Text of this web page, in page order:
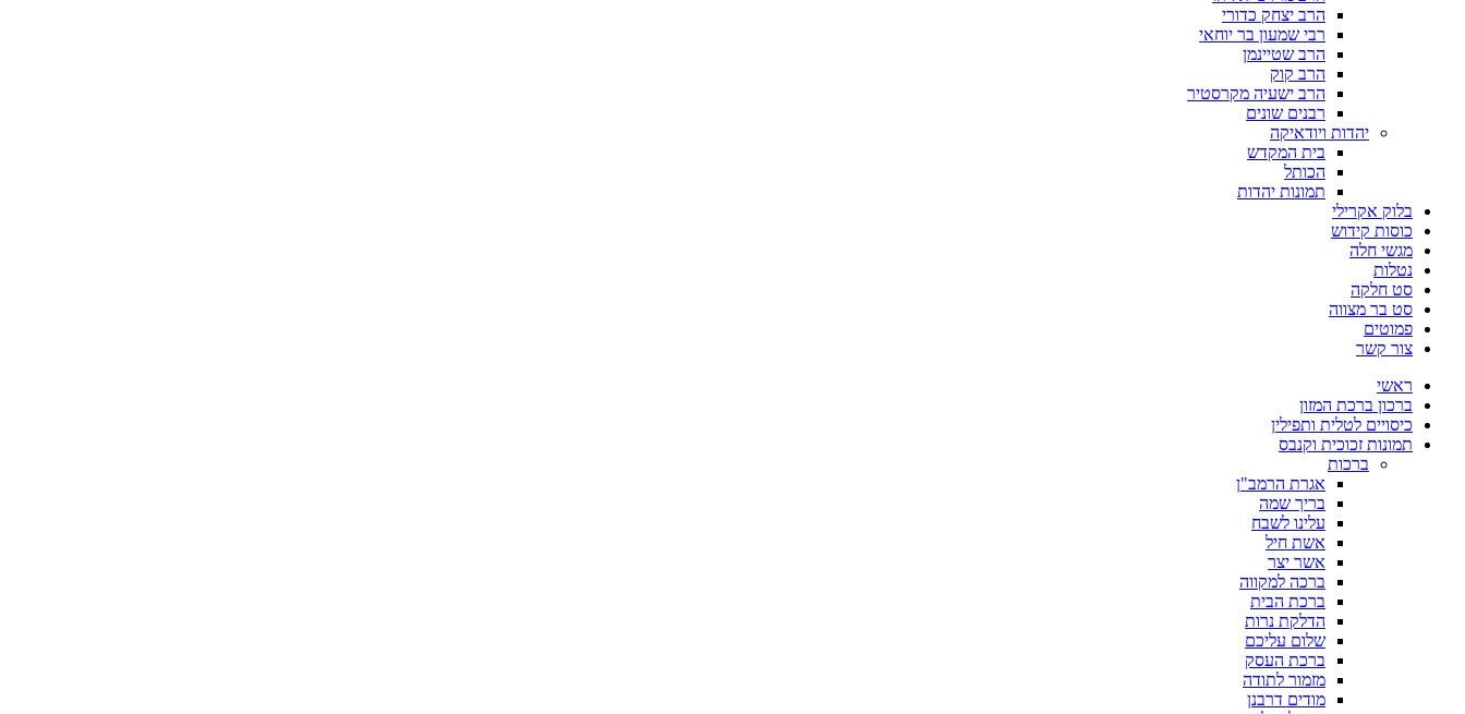
הרב יצחק כדורי
רבי שמעון בר יוחאי
הרב שטיינמן
הרב קוק
הרב ישעיה מקרסטיר
רבנים שונים
יהדות ויודאיקה
בית המקדש
הכותל
תמונות יהדות
בלוק אקרילי
כוסות קידוש
מגשי חלה
נטלות
סט חלקה
סט בר מצווה
פמוטים
צור קשר
ראשי
ברכון ברכת המזון
כיסויים לטלית ותפילין
תמונות זכוכית וקנבס
ברכות
אגרת הרמב"ן
בריך שמה
עלינו לשבח
אשת חיל
אשר יצר
ברכה למקווה
ברכת הבית
הדלקת נרות
שלום עליכם
ברכת העסק
מזמור לתודה
מודים דרבנן